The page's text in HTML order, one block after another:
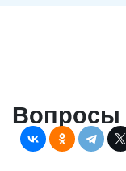
Вопросы